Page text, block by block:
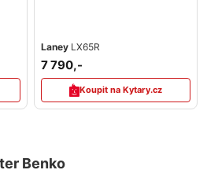
Laney LX65R
7 790,-
Koupit na Kytary.cz
Benko